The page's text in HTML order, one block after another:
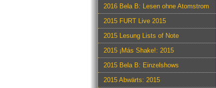
2016 Bela B: Lesen ohne Atomstrom
2015 FURT Live 2015
2015 Lesung Lists of Note
2015 ¡Más Shake!: 2015
2015 Bela B: Einzelshows
2015 Abwärts: 2015